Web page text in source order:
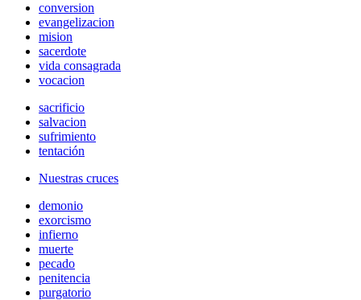
conversion
evangelizacion
mision
sacerdote
vida consagrada
vocacion
sacrificio
salvacion
sufrimiento
tentación
Nuestras cruces
demonio
exorcismo
infierno
muerte
pecado
penitencia
purgatorio